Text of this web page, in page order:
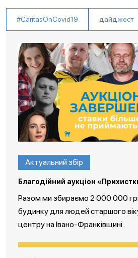
#CaritasOnCovid19 дайджест
Актуальний збір
Благодійний аукціон
Разом ми збираємо 2 000 000
будинку для людей старшого
центру на Івано-Франківщині.